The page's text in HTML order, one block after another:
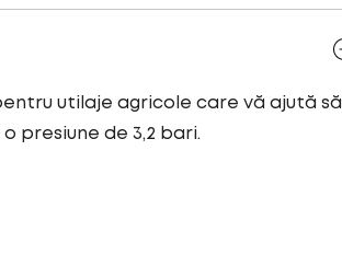
utilaje agricole care vă ajută să
presiune de 3,2 bari.